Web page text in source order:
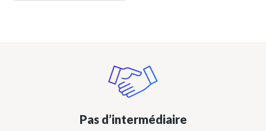
Pas d’intermédiaire